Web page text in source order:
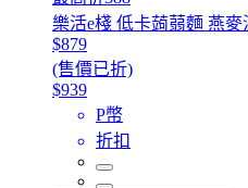
樂活e棧 低卡蒟蒻麵 燕
$879
(售價已折)
$939
P幣
折扣